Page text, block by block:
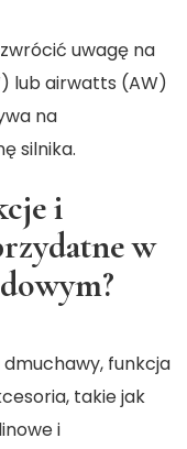
uwagę na
lub airwatts (AW)
na
silnika.
i
w
funkcja
takie jak
i